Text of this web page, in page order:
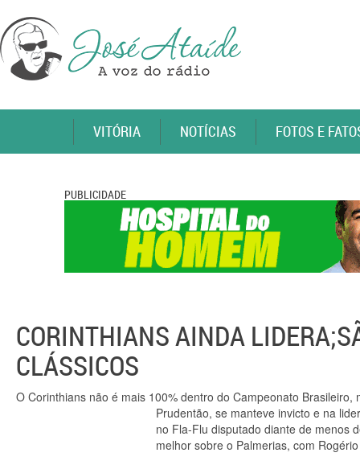
VITÓRIA NOTÍCIAS FOTOS E
PUBLICIDADE
CORINTHIANS AINDA
CLÁSSICOS
O Corinthians não é mais 100% dentro do Campeonato
Prudentão, se manteve invicto e na
no Fla-Flu disputado diante de menos
melhor sobre o Palmerias, com